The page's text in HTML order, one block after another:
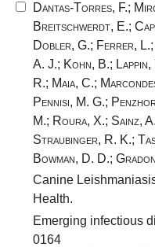
Dantas-Torres, F.;
Breitschwerdt, E.;
Dobler, G.; Ferrer, L.;
A. J.; Kohn, B.; Lappin,
R.; Maia, C.;
Pennisi, M. G.;
M.; Roura, X.; Sainz, A.
Straubinger, R. K.;
Bowman, D. D.;
Canine
Health.
Emerging infectious
0164